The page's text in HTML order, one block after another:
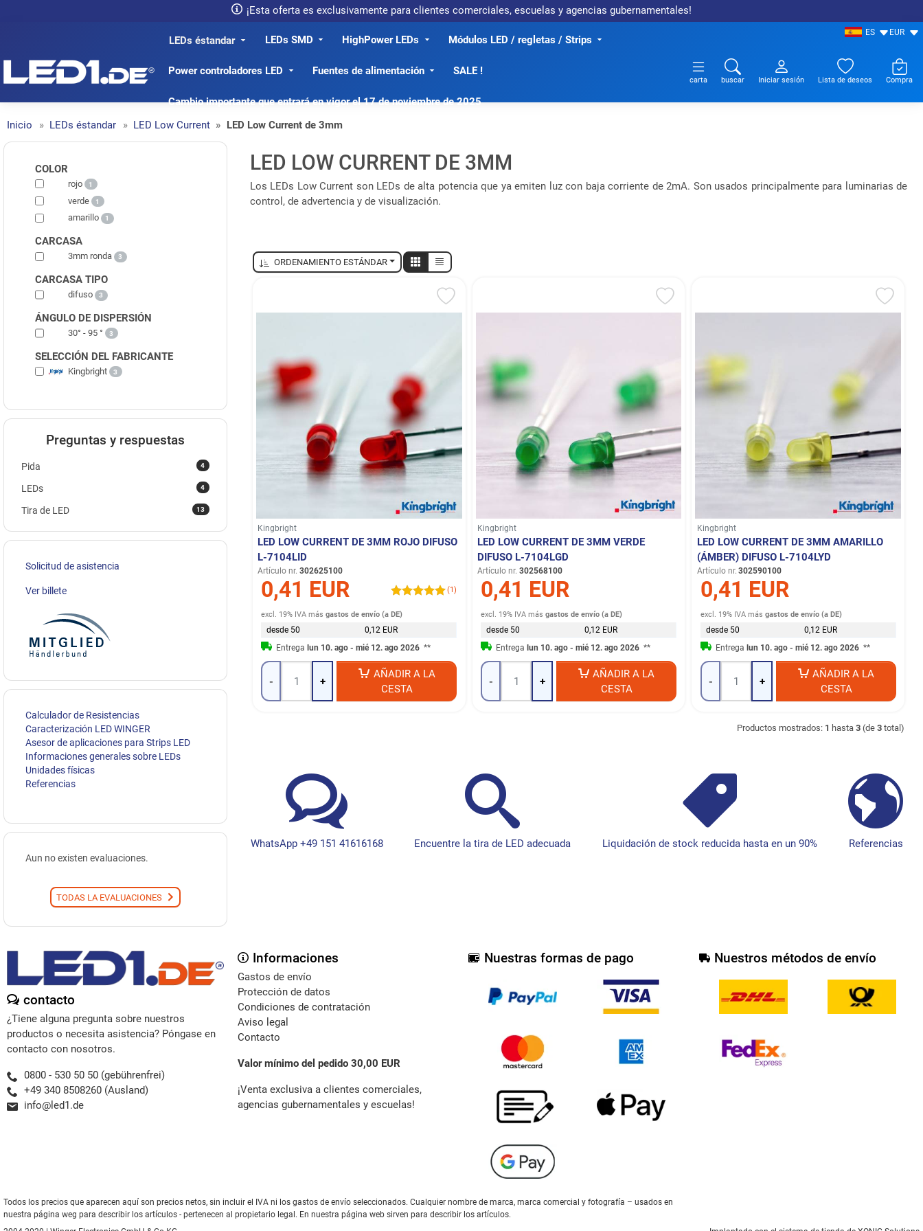
¡Esta oferta es exclusivamente para clientes comerciales, escuelas y agencias gubernamentales!
ES EUR
LEDs éstandar LEDs SMD HighPower LEDs Módulos LED / regletas / Strips
Power controladores LED Fuentes de alimentación SALE !
Cambio importante que entrará en vigor el 17 de noviembre de 2025
carta buscar Iniciar sesión Lista de deseos Compra
Inicio LEDs éstandar LED Low Current LED Low Current de 3mm
LED LOW CURRENT DE 3MM
Los LEDs Low Current son LEDs de alta potencia que ya emiten luz con baja corriente de 2mA. Son usados principalmente para luminarias de
control, de advertencia y de visualización.
ORDENAMIENTO ESTÁNDAR
Kingbright
LED LOW CURRENT DE 3MM ROJO DIFUSO
L-7104LID
Artículo nr. 302625100
0,41 EUR (1)
excl. 19% IVA másgastos de envío (a DE)
desde 50
0,12 EUR
Entregalun 10. ago - mié 12. ago 2026 **
- +
AÑADIR A LA
CESTA
Kingbright
LED LOW CURRENT DE 3MM VERDE
DIFUSO L-7104LGD
Artículo nr. 302568100
0,41 EUR
excl. 19% IVA másgastos de envío (a DE)
desde 50
0,12 EUR
Entregalun 10. ago - mié 12. ago 2026 **
- +
AÑADIR A LA
CESTA
Kingbright
LED LOW CURRENT DE 3MM AMARILLO
(ÁMBER) DIFUSO L-7104LYD
Artículo nr. 302590100
0,41 EUR
excl. 19% IVA más gastos de envío (a DE)
desde 50
0,12 EUR
Entrega lun 10. ago - mié 12. ago 2026 **
- +
AÑADIR A LA
CESTA
Productos mostrados: 1 hasta3 (de3 total)
WhatsApp +49 151 41616168 Encuentre la tira de LED adecuada Liquidación de stock reducida hasta en un 90% Referencias
COLOR
rojo 1
verde 1
amarillo 1
CARCASA
3mm ronda 3
CARCASA TIPO
difuso 3
ÁNGULO DE DISPERSIÓN
30° - 95 ° 3
SELECCIÓN DEL FABRICANTE
Kingbright 3
Preguntas y respuestas
4
Pida
4
LEDs
13
Tira de LED
Solicitud de asistencia
Ver billete
Calculador de Resistencias
Caracterización LED WINGER
Asesor de aplicaciones para Strips LED
Informaciones generales sobre LEDs
Unidades físicas
Referencias
Aun no existen evaluaciones.
TODAS LA EVALUACIONES
contacto
¿Tiene alguna pregunta sobre nuestros
productos o necesita asistencia? Póngase en
contacto con nosotros.
0800 - 530 50 50 (gebührenfrei)
+49 340 8508260 (Ausland)
info@led1.de
Informaciones
Gastos de envío
Protección de datos
Condiciones de contratación
Aviso legal
Contacto
Valor mínimo del pedido 30,00 EUR
¡Venta exclusiva a clientes comerciales,
agencias gubernamentales y escuelas!
Nuestras formas de pago Nuestros métodos de envío
Todos los precios que aparecen aquí son precios netos, sin incluir el IVA ni los gastos de envío seleccionados. Cualquier nombre de marca, marca comercial y fotografía – usados en
nuestra página weg para describir los artículos - pertenecen al propietario legal. En nuestra página web sirven para describir los artículos.